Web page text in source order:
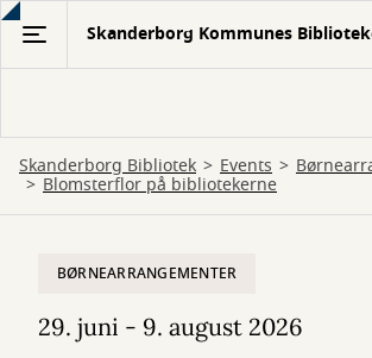
Gå
hovedindhold
Skanderborg Kommunes
Skanderborg Bibliotek Events
Blomsterflor på bibliotekerne
BØRNEARRANGEMENTER
29. juni - 9. august 2026